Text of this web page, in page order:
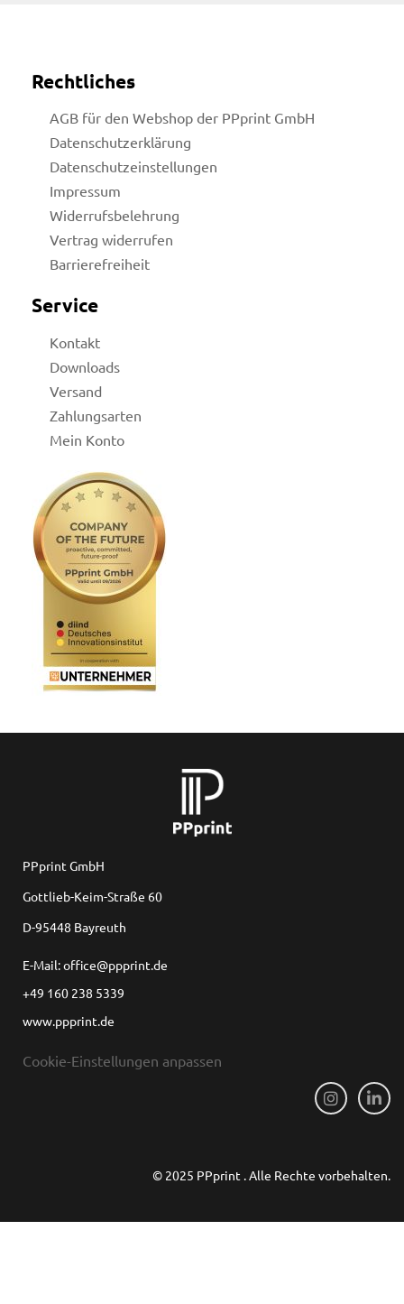
Rechtliches
AGB für den Webshop der PPprint GmbH
Datenschutzerklärung
Datenschutzeinstellungen
Impressum
Widerrufsbelehrung
Vertrag widerrufen
Barrierefreiheit
Service
Kontakt
Downloads
Versand
Zahlungsarten
Mein Konto
PPprint GmbH
Gottlieb-Keim-Straße 60
D-95448 Bayreuth
E-Mail: office@ppprint.de
+49 160 238 5339
www.ppprint.de
Cookie-Einstellungen anpassen
© 2025 PPprint . Alle Rechte vorbehalten.